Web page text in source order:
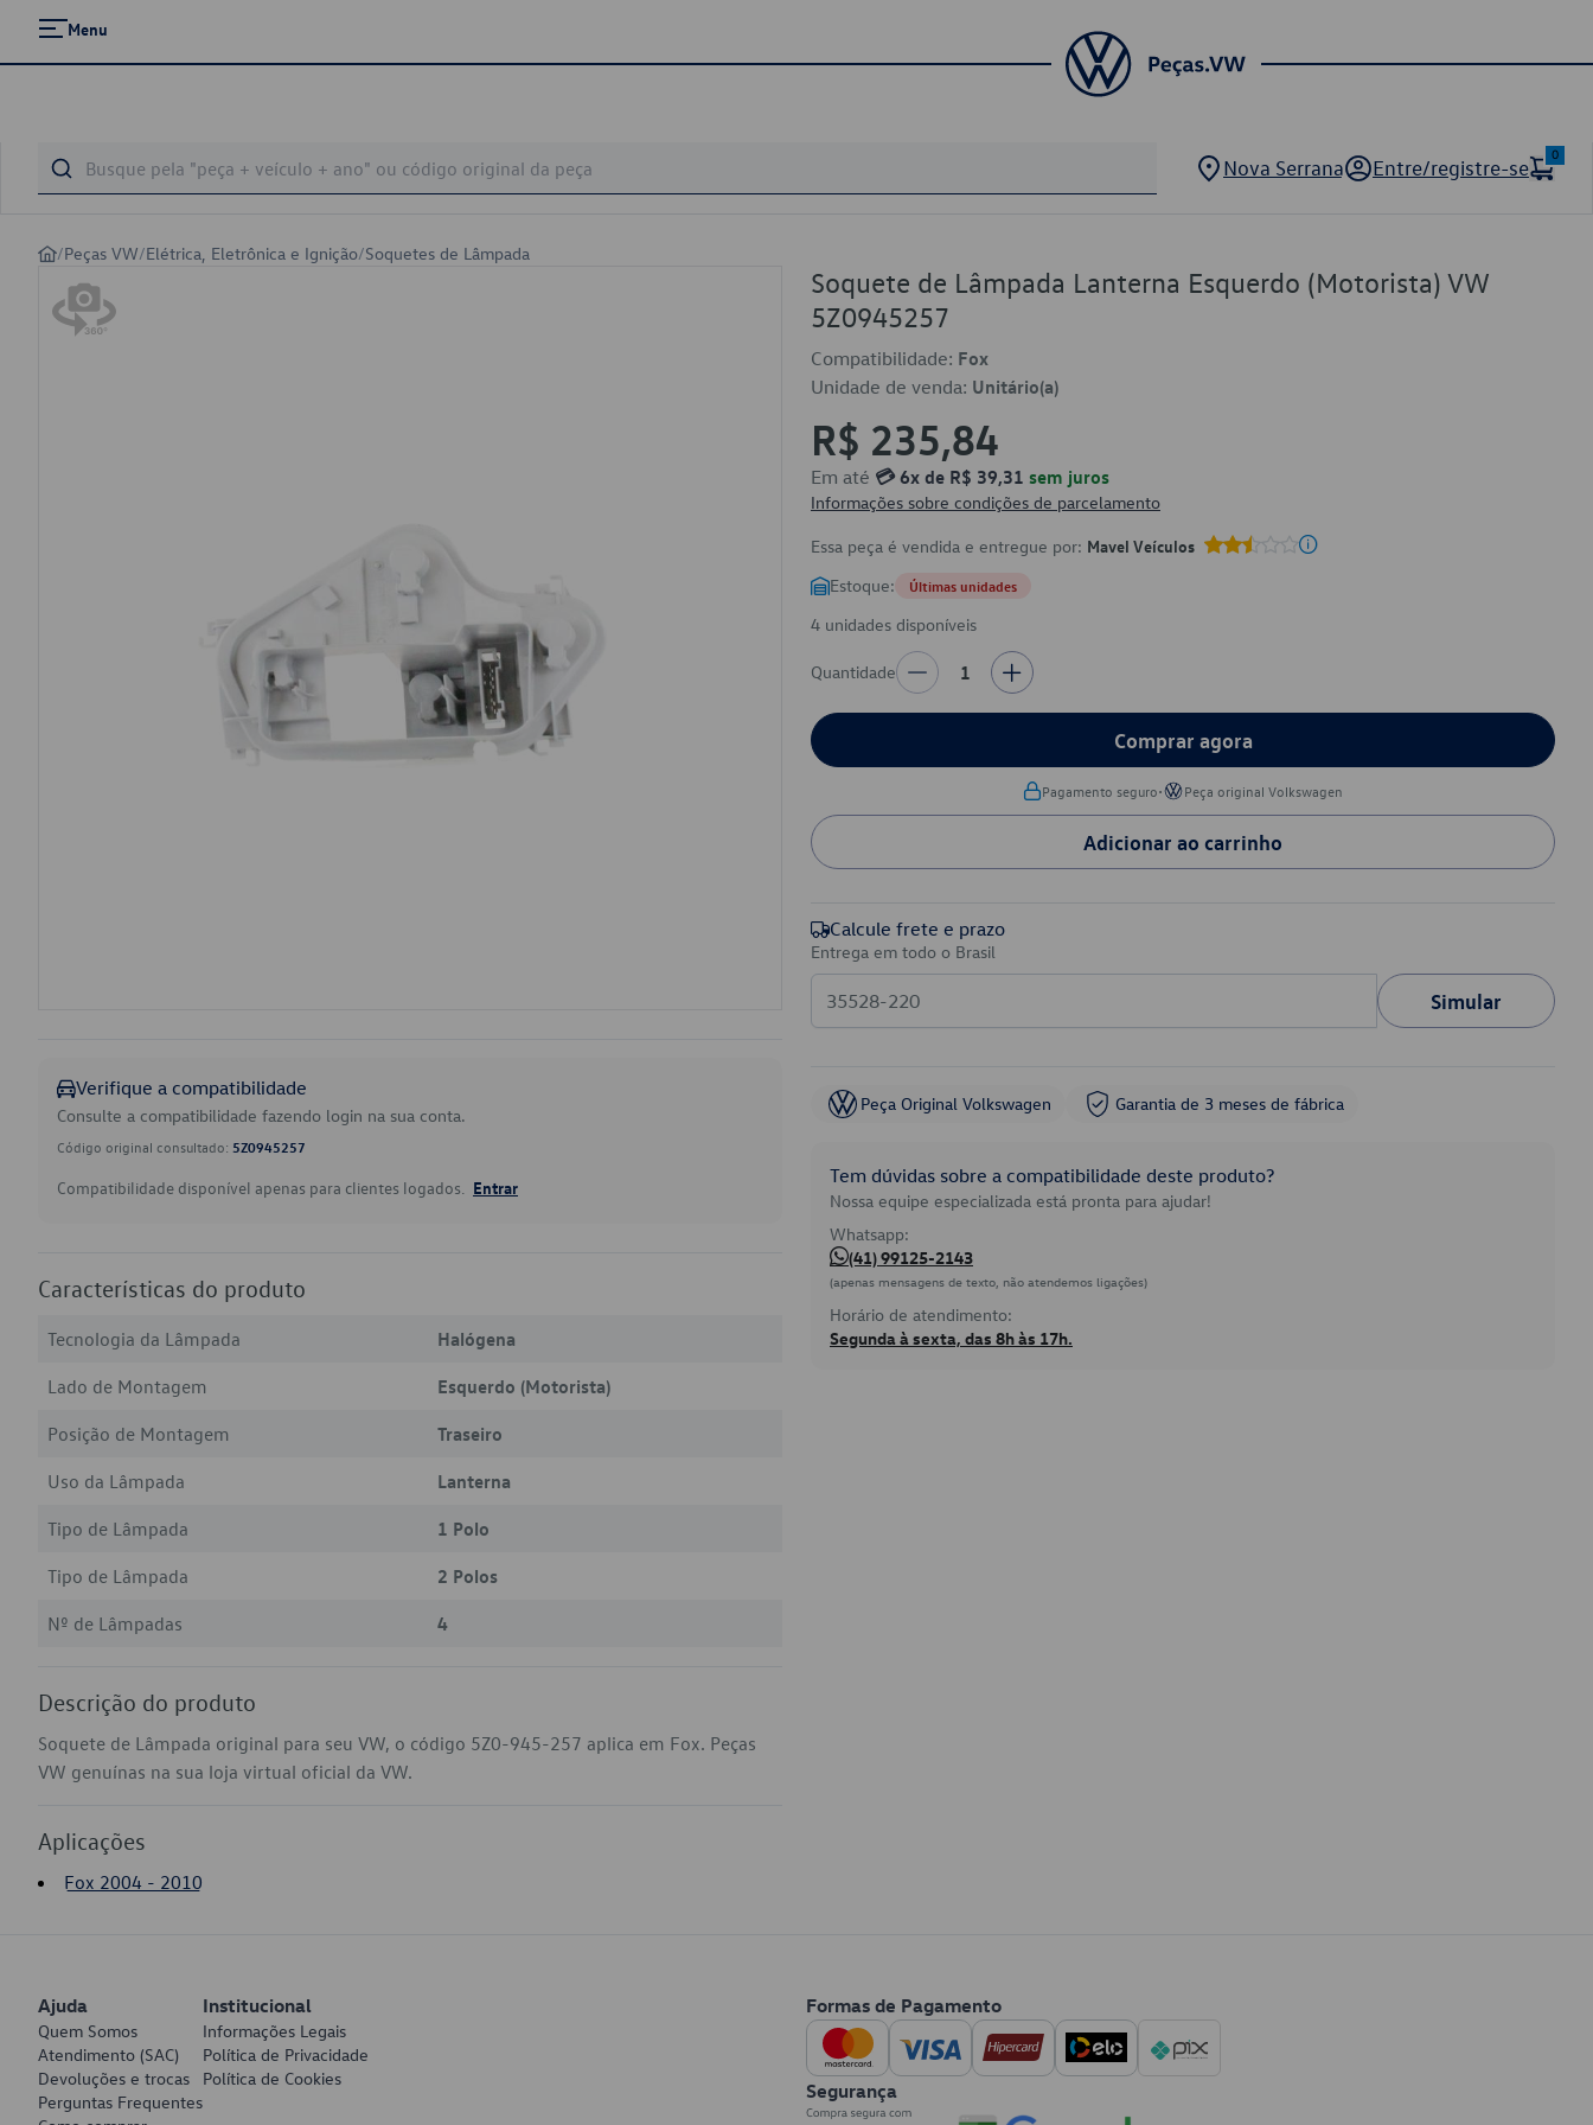
Menu
Nova Serrana Entre/registre-se
0
/Peças VW/Elétrica, Eletrônica e Ignição/Soquetes de Lâmpada
Verifique a compatibilidade
Consulte a compatibilidade fazendo login na sua conta.
Código original consultado: 5Z0945257
Compatibilidade disponível apenas para clientes logados. Entrar
Características do produto
Tecnologia da Lâmpada
Halógena
Lado de Montagem
Esquerdo (Motorista)
Posição de Montagem
Traseiro
Uso da Lâmpada
Lanterna
Tipo de Lâmpada
1 Polo
Tipo de Lâmpada
2 Polos
Nº de Lâmpadas
4
Descrição do produto
Soquete de Lâmpada original para seu VW, o código 5Z0-945-257 aplica em Fox. Peças
VW genuínas na sua loja virtual oficial da VW.
Aplicações
Fox 2004 - 2010
Soquete de Lâmpada Lanterna Esquerdo (Motorista) VW
5Z0945257
Compatibilidade: Fox
Unidade de venda: Unitário(a)
R$ 235,84
Em até 💳 6x de R$ 39,31 sem juros
Informações sobre condições de parcelamento
Essa peça é vendida e entregue por: Mavel Veículos
Estoque: Últimas unidades
4 unidades disponíveis
Quantidade 1
Comprar agora
Pagamento seguro• Peça original Volkswagen
Adicionar ao carrinho
Calcule frete e prazo
Entrega em todo o Brasil
Simular
Peça Original Volkswagen Garantia de 3 meses de fábrica
Tem dúvidas sobre a compatibilidade deste produto?
Nossa equipe especializada está pronta para ajudar!
Whatsapp:
(41) 99125-2143
(apenas mensagens de texto, não atendemos ligações)
Horário de atendimento:
Segunda à sexta, das 8h às 17h.
Ajuda
Quem Somos
Atendimento (SAC)
Devoluções e trocas
Perguntas Frequentes
Institucional
Informações Legais
Política de Privacidade
Política de Cookies
Formas de Pagamento
Segurança